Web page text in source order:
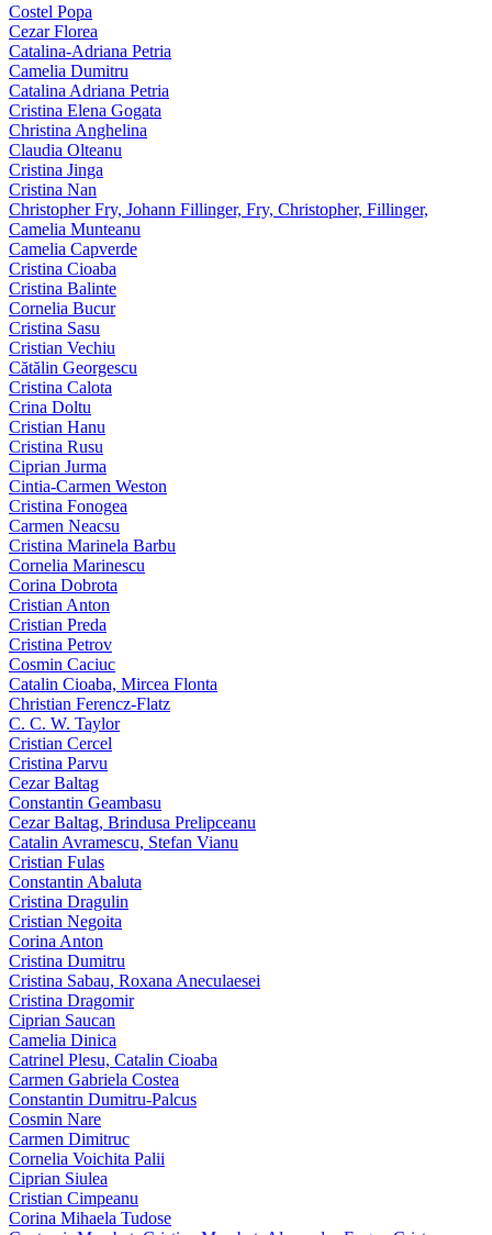
Costel Popa
Cezar Florea
Catalina-Adriana Petria
Camelia Dumitru
Catalina Adriana Petria
Cristina Elena Gogata
Christina Anghelina
Claudia Olteanu
Cristina Jinga
Cristina Nan
Christopher Fry, Johann Fillinger, Fry, Christopher, Fillinger,
Camelia Munteanu
Camelia Capverde
Cristina Cioaba
Cristina Balinte
Cornelia Bucur
Cristina Sasu
Cristian Vechiu
Cătălin Georgescu
Cristina Calota
Crina Doltu
Cristian Hanu
Cristina Rusu
Ciprian Jurma
Cintia-Carmen Weston
Cristina Fonogea
Carmen Neacsu
Cristina Marinela Barbu
Cornelia Marinescu
Corina Dobrota
Cristian Anton
Cristian Preda
Cristina Petrov
Cosmin Caciuc
Catalin Cioaba, Mircea Flonta
Christian Ferencz-Flatz
C. C. W. Taylor
Cristian Cercel
Cristina Parvu
Cezar Baltag
Constantin Geambasu
Cezar Baltag, Brindusa Prelipceanu
Catalin Avramescu, Stefan Vianu
Cristian Fulas
Constantin Abaluta
Cristina Dragulin
Cristian Negoita
Corina Anton
Cristina Dumitru
Cristina Sabau, Roxana Aneculaesei
Cristina Dragomir
Ciprian Saucan
Camelia Dinica
Catrinel Plesu, Catalin Cioaba
Carmen Gabriela Costea
Constantin Dumitru-Palcus
Cosmin Nare
Carmen Dimitruc
Cornelia Voichita Palii
Ciprian Siulea
Cristian Cimpeanu
Corina Mihaela Tudose